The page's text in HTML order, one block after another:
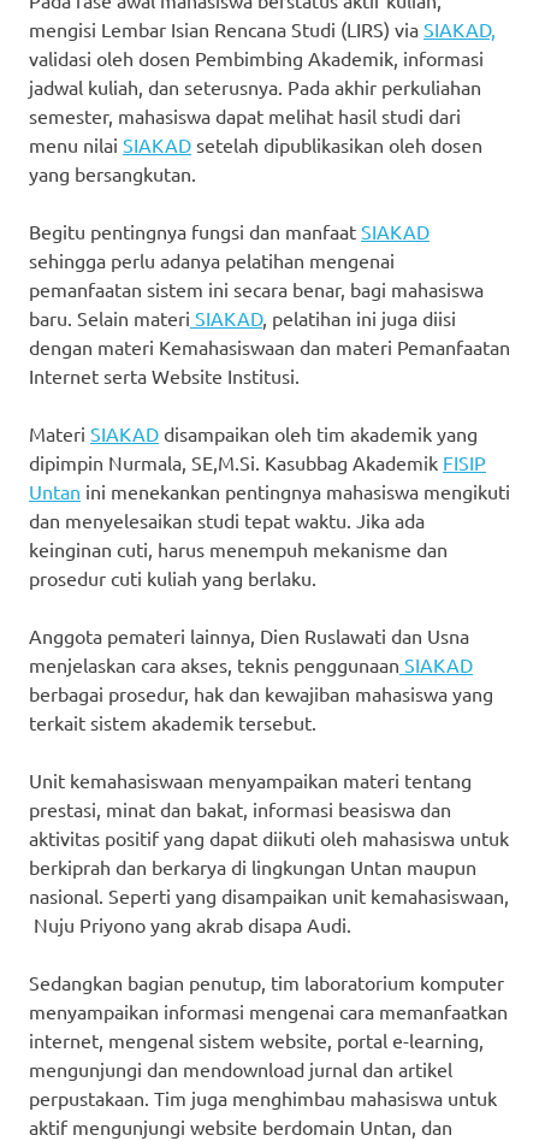
mengisi Lembar Isian Rencana Studi (LIRS) via SIAKAD,
validasi oleh dosen Pembimbing Akademik, informasi
jadwal kuliah, dan seterusnya. Pada akhir perkuliahan
semester, mahasiswa dapat melihat hasil studi dari
menu nilai SIAKAD setelah dipublikasikan oleh dosen
yang bersangkutan.
Begitu pentingnya fungsi dan manfaat SIAKAD
sehingga perlu adanya pelatihan mengenai
pemanfaatan sistem ini secara benar, bagi mahasiswa
baru. Selain materi SIAKAD, pelatihan ini juga diisi
dengan materi Kemahasiswaan dan materi Pemanfaatan
Internet serta Website Institusi.
Materi SIAKAD disampaikan oleh tim akademik yang
dipimpin Nurmala, SE,M.Si. Kasubbag Akademik FISIP
Untan ini menekankan pentingnya mahasiswa mengikuti
dan menyelesaikan studi tepat waktu. Jika ada
keinginan cuti, harus menempuh mekanisme dan
prosedur cuti kuliah yang berlaku.
Anggota pemateri lainnya, Dien Ruslawati dan Usna
menjelaskan cara akses, teknis penggunaan SIAKAD
berbagai prosedur, hak dan kewajiban mahasiswa yang
terkait sistem akademik tersebut.
Unit kemahasiswaan menyampaikan materi tentang
prestasi, minat dan bakat, informasi beasiswa dan
aktivitas positif yang dapat diikuti oleh mahasiswa untuk
berkiprah dan berkarya di lingkungan Untan maupun
nasional. Seperti yang disampaikan unit kemahasiswaan,
Nuju Priyono yang akrab disapa Audi.
Sedangkan bagian penutup, tim laboratorium komputer
menyampaikan informasi mengenai cara memanfaatkan
internet, mengenal sistem website, portal e-learning,
mengunjungi dan mendownload jurnal dan artikel
perpustakaan. Tim juga menghimbau mahasiswa untuk
aktif mengunjungi website berdomain Untan, dan